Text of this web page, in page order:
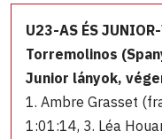
U23-AS ÉS
Torremolinos
Junior lányok,
1. Ambre Grasset
1:01:14, 3. Léa